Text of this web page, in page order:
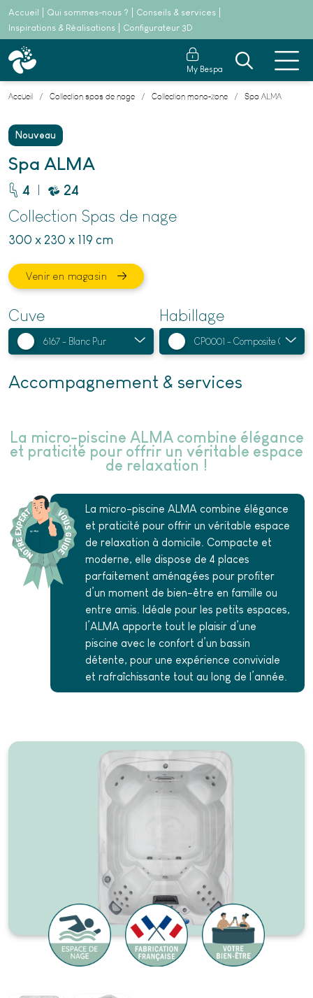
Accueil Qui sommes-nous ?
Conseils & services
Inspirations & Réalisations
Configurateur 3D
My Bespa
Accueil Collection spas de nage Collection mono-zone Spa ALMA
Nouveau
Spa ALMA
4 | 24
Collection Spas de nage
300 x 230 x 119 cm
Venir en magasin
Cuve Habillage
Accompagnement & services
La micro-piscine ALMA combine élégance
et praticité pour offrir un véritable espace
de relaxation !
La micro-piscine ALMA combine élégance
et praticité pour offrir un véritable espace
de relaxation à domicile. Compacte et
moderne, elle dispose de 4 places
parfaitement aménagées pour profiter
d’un moment de bien-être en famille ou
entre amis. Idéale pour les petits espaces,
l’ALMA apporte tout le plaisir d’une
piscine avec le confort d’un bassin
détente, pour une expérience conviviale
et rafraîchissante tout au long de l’année.